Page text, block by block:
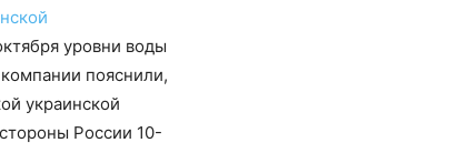
уровни воды
пояснили,
украинской
России 10-